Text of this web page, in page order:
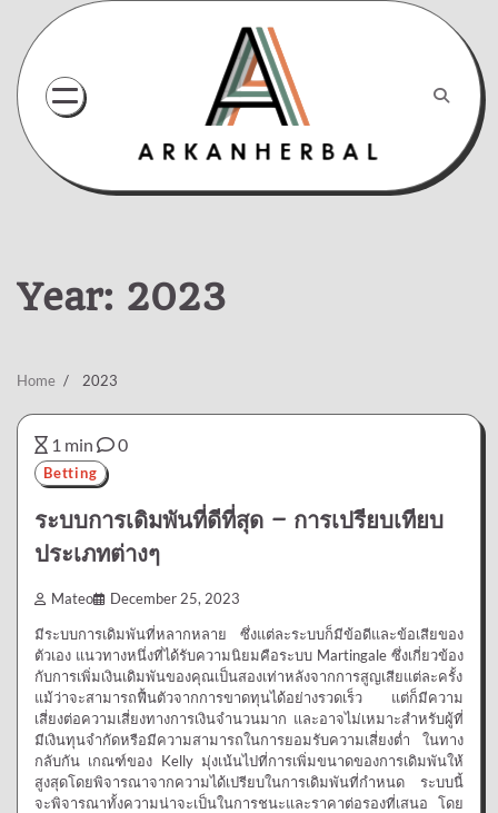
content
Year: 2023
Home 2023
1 min 0
Betting
ระบบการเดิมพันที่ดีที่สุด – การเปรียบเทียบ
ประเภทต่างๆ
Mateo December 25, 2023
มีระบบการเดิมพันที่หลากหลาย ซึ่งแต่ละระบบก็มีข้อดีและข้อเสียของ
ตัวเอง แนวทางหนึ่งที่ได้รับความนิยมคือระบบ Martingale ซึ่งเกี่ยวข้อง
กับการเพิ่มเงินเดิมพันของคุณเป็นสองเท่าหลังจากการสูญเสียแต่ละครั้ง
แม้ว่าจะสามารถฟื้นตัวจากการขาดทุนได้อย่างรวดเร็ว แต่ก็มีความ
เสี่ยงต่อความเสี่ยงทางการเงินจำนวนมาก และอาจไม่เหมาะสำหรับผู้ที่
มีเงินทุนจำกัดหรือมีความสามารถในการยอมรับความเสี่ยงต่ำ ในทาง
กลับกัน เกณฑ์ของ Kelly มุ่งเน้นไปที่การเพิ่มขนาดของการเดิมพันให้
สูงสุดโดยพิจารณาจากความได้เปรียบในการเดิมพันที่กำหนด ระบบนี้
จะพิจารณาทั้งความน่าจะเป็นในการชนะและราคาต่อรองที่เสนอ โดย